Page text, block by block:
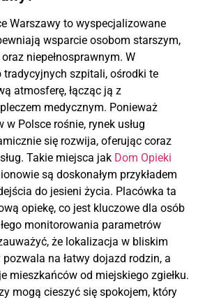
Warszawy to wyspecjalizowane
wsparcie osobom starszym,
niepełnosprawnym. W
tradycyjnych szpitali, ośrodki te
atmosferę, łącząc ją z
medycznym. Ponieważ
Polsce rośnie, rynek usług
się rozwija, oferując coraz
Takie miejsca jak Dom Opieki
są doskonałym przykładem
do jesieni życia. Placówka ta
opiekę, co jest kluczowe dla osób
monitorowania parametrów
że lokalizacja w bliskim
na łatwy dojazd rodzin, a
mieszkańców od miejskiego zgiełku.
mogą cieszyć się spokojem, który